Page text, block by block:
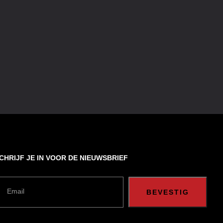
JE IN VOOR DE NIEUWSBRIEF
Email BEVESTIG